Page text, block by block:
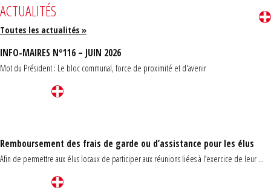
ACTUALITÉS
Toutes les actualités »
INFO-MAIRES N°116 – JUIN 2026
Mot du Président : Le bloc communal, force de proximité et d'avenir
Remboursement des frais de garde ou d’assistance pour les élus
Afin de permettre aux élus locaux de participer aux réunions liées à l’exercice de leur ...